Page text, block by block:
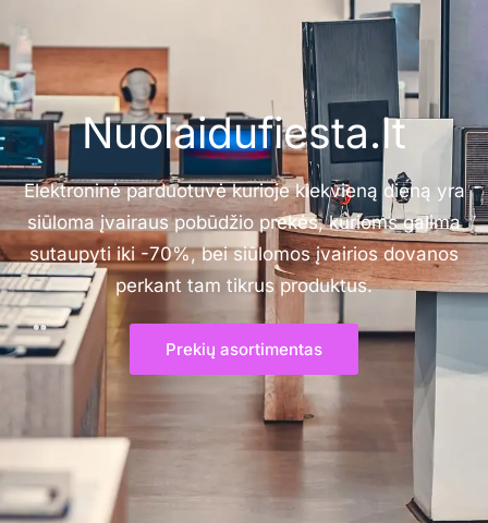
Nuolaidufiesta.lt
Elektroninė parduotuvė kurioje kiekvieną dieną yra
siūloma įvairaus pobūdžio prekės, kurioms galima
sutaupyti iki -70%, bei siūlomos įvairios dovanos
perkant tam tikrus produktus.
Prekių asortimentas